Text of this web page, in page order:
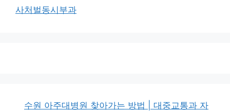
사처벌동시부과
수원 아주대병원 찾아가는 방법 | 대중교통과 자